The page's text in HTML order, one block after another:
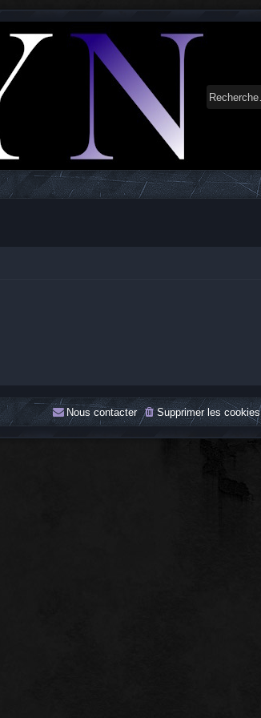
Supprimer les cookies
Nous contacter